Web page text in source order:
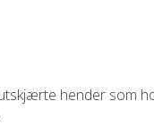
hender som